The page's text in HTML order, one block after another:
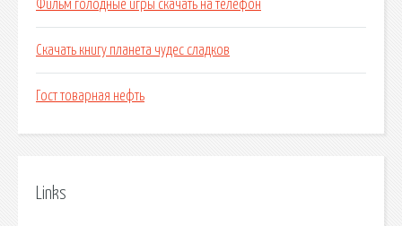
Фильм голодные игры скачать на телефон
Скачать книгу планета чудес сладков
Гост товарная нефть
Links